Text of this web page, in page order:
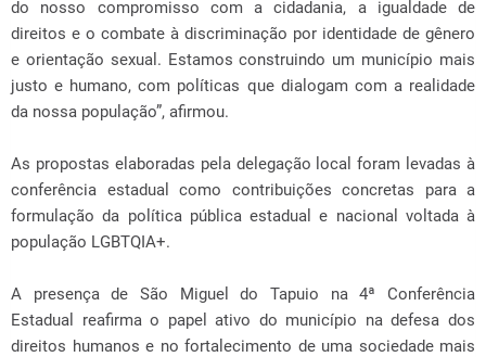
do nosso compromisso com a cidadania, a igualdade de
direitos e o combate à discriminação por identidade de gênero
e orientação sexual. Estamos construindo um município mais
justo e humano, com políticas que dialogam com a realidade
da nossa população”, afirmou.
As propostas elaboradas pela delegação local foram levadas à
conferência estadual como contribuições concretas para a
formulação da política pública estadual e nacional voltada à
população LGBTQIA+.
A presença de São Miguel do Tapuio na 4ª Conferência
Estadual reafirma o papel ativo do município na defesa dos
direitos humanos e no fortalecimento de uma sociedade mais